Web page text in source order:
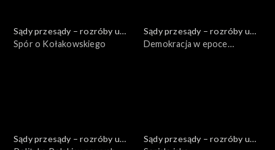
Sądy przesądy – rozróby u
Kuby
Spór o Kołakowskiego
Sądy przesądy – rozróby u
Kuby
Demokracja w epoce
Sądy przesądy – rozróby u
Sądy przesądy – rozróby u